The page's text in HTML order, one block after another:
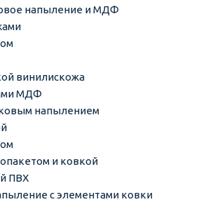
напыление и МДФ
винилискожа
МДФ
напылением
и ковкой
ПВХ
с элементами ковки